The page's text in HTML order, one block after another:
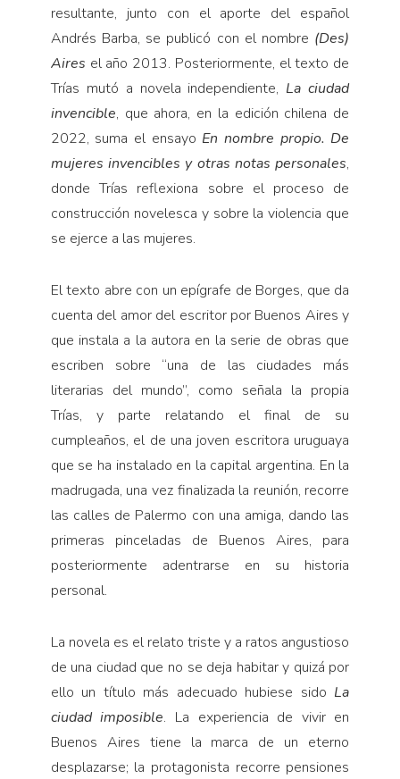
resultante, junto con el aporte del español
Andrés Barba, se publicó con el nombre (Des)
Aires el año 2013. Posteriormente, el texto de
Trías mutó a novela independiente, La ciudad
invencible, que ahora, en la edición chilena de
2022, suma el ensayo En nombre propio. De
mujeres invencibles y otras notas personales,
donde Trías reflexiona sobre el proceso de
construcción novelesca y sobre la violencia que
se ejerce a las mujeres.
El texto abre con un epígrafe de Borges, que da
cuenta del amor del escritor por Buenos Aires y
que instala a la autora en la serie de obras que
escriben sobre “una de las ciudades más
literarias del mundo”, como señala la propia
Trías, y parte relatando el final de su
cumpleaños, el de una joven escritora uruguaya
que se ha instalado en la capital argentina. En la
madrugada, una vez finalizada la reunión, recorre
las calles de Palermo con una amiga, dando las
primeras pinceladas de Buenos Aires, para
posteriormente adentrarse en su historia
personal.
La novela es el relato triste y a ratos angustioso
de una ciudad que no se deja habitar y quizá por
ello un título más adecuado hubiese sido La
ciudad imposible. La experiencia de vivir en
Buenos Aires tiene la marca de un eterno
desplazarse; la protagonista recorre pensiones